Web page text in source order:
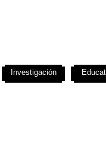
Investigación